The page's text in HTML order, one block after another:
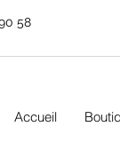
58
Accueil